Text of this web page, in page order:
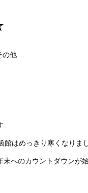
の他
館はめっきり寒くなりま
へのカウントダウンが